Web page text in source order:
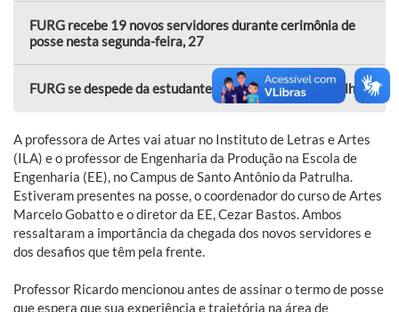
FURG recebe 19 novos servidores durante cerimônia de
posse nesta segunda-feira, 27
FURG se despede da estudante Andressa Bastos Botelho
A professora de Artes vai atuar no Instituto de Letras e Artes
(ILA) e o professor de Engenharia da Produção na Escola de
Engenharia (EE), no Campus de Santo Antônio da Patrulha.
Estiveram presentes na posse, o coordenador do curso de Artes
Marcelo Gobatto e o diretor da EE, Cezar Bastos. Ambos
ressaltaram a importância da chegada dos novos servidores e
dos desafios que têm pela frente.
Professor Ricardo mencionou antes de assinar o termo de posse
que espera que sua experiência e trajetória na área de